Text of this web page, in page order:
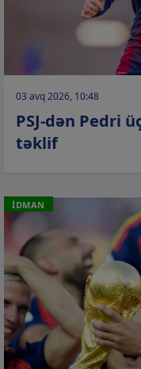
03 avq 2026, 10:48
PSJ-dən Pedri
təklif
İDMAN